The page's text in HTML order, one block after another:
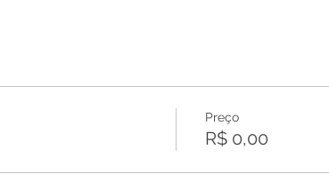
Preço
R$ 0,00